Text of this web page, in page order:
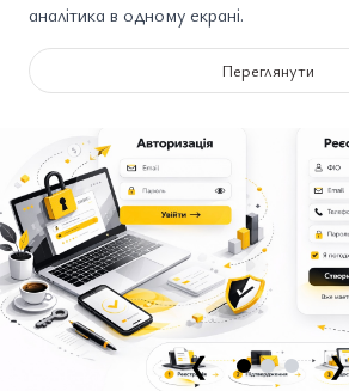
аналітика в одному екрані.
Переглянути
❮ ❯